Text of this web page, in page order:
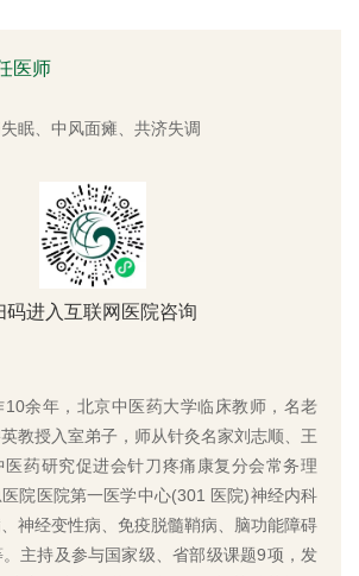
医师
眠、中风面瘫、共济失调
码进入互联网医院咨询
10余年，北京中医药大学临床教师，名老
教授入室弟子，师从针灸名家刘志顺、王
医药研究促进会针刀疼痛康复分会常务理
院医院第一医学中心(301 医院)神经内科
神经变性病、免疫脱髓鞘病、脑功能障碍
主持及参与国家级、省部级课题9项，发